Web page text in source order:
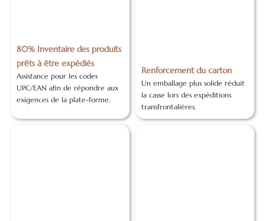
80% Inventaire des produits
prêts à être expédiés
Assistance pour les codes
UPC/EAN afin de répondre aux
exigences de la plate-forme.
Renforcement du carton
Un emballage plus solide réduit
la casse lors des expéditions
transfrontalières.